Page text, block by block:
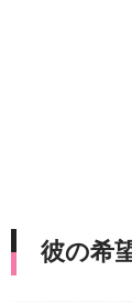
彼の希